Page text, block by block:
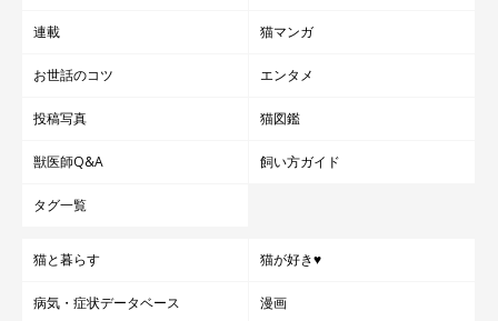
連載 猫マンガ
お世話のコツ エンタメ
投稿写真 猫図鑑
獣医師Q&A 飼い方ガイド
タグ一覧
猫と暮らす 猫が好き♥
病気・症状データベース 漫画